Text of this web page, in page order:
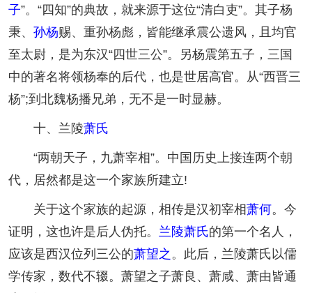
子”。“四知”的典故，就来源于这位“清白吏”。其子杨
秉、 孙杨赐、重孙杨彪，皆能继承震公遗风，且均官
至太尉，是为东汉“四世三公”。另杨震第五子，三国
中的著名将领杨奉的后代，也是世居高官。从“西晋三
杨”;到北魏杨播兄弟，无不是一时显赫。
十、兰陵萧氏
“两朝天子，九萧宰相”。中国历史上接连两个朝
代，居然都是这一个家族所建立!
关于这个家族的起源，相传是汉初宰相萧何。今
证明，这也许是后人伪托。 兰陵萧氏的第一个名人，
应该是西汉位列三公的萧望之 。此后，兰陵萧氏以儒
学传家，数代不辍。萧望之子萧良、萧咸、萧由皆通